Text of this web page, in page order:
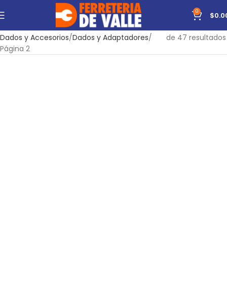
0 $
Herramientas Manuales Mecánica
Dados y Accesorios Dados y Adaptadores
Página 2
de 47 resultados